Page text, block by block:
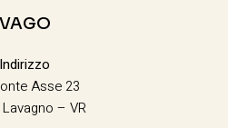
VAGO
Indirizzo
Asse 23
– VR